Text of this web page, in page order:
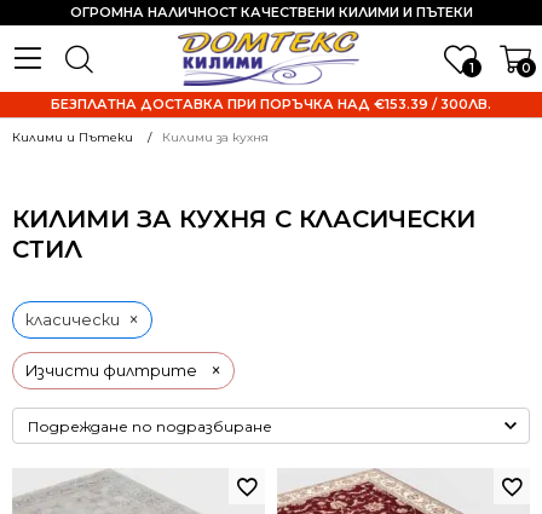
1 0
ОГРОМНА НАЛИЧНОСТ КАЧЕСТВЕНИ КИЛИМИ И ПЪТЕКИ
БЕЗПЛАТНА ДОСТАВКА ПРИ ПОРЪЧКА НАД €153.39 / 300ЛВ.
Килими и Пътеки Килими за кухня
КИЛИМИ ЗА КУХНЯ С КЛАСИЧЕСКИ
СТИЛ
Изчисти филтрите ×
класически ×